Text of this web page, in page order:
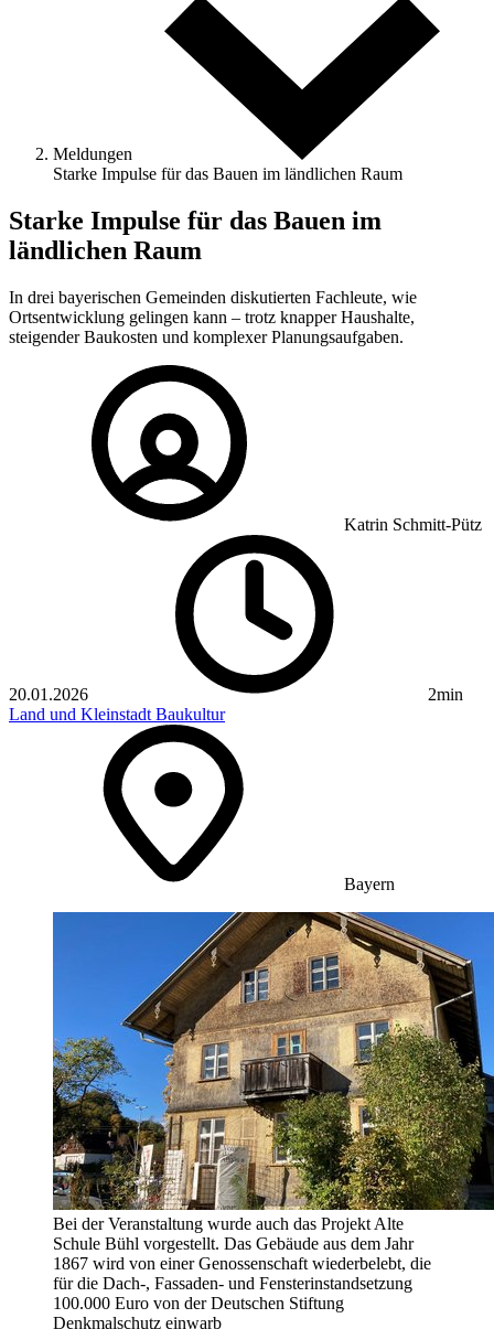
Meldungen
Starke Impulse für das Bauen im ländlichen Raum
Starke Impulse für das Bauen im
ländlichen Raum
In drei bayerischen Gemeinden diskutierten Fachleute, wie
Ortsentwicklung gelingen kann – trotz knapper Haushalte,
steigender Baukosten und komplexer Planungsaufgaben.
Katrin Schmitt-Pütz
20.01.2026
2min
Land und Kleinstadt Baukultur
Bayern
Bei der Veranstaltung wurde auch das Projekt Alte
Schule Bühl vorgestellt. Das Gebäude aus dem Jahr
1867 wird von einer Genossenschaft wiederbelebt, die
für die Dach-, Fassaden- und Fensterinstandsetzung
100.000 Euro von der Deutschen Stiftung
Denkmalschutz einwarb